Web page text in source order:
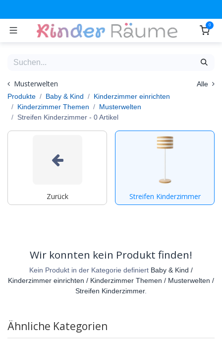
0
Musterwelten
Alle
Produkte
Baby & Kind
Kinderzimmer einrichten
Kinderzimmer Themen
Musterwelten
Streifen Kinderzimmer - 0 Artikel
Zurück Streifen Kinderzimmer
Wir konnten kein Produkt finden!
Kein Produkt in der Kategorie definiert Baby & Kind /
Kinderzimmer einrichten / Kinderzimmer Themen / Musterwelten /
Streifen Kinderzimmer.
Ähnliche Kategorien